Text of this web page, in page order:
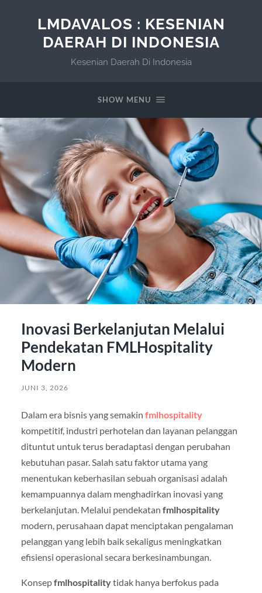
LMDAVALOS : KESENIAN
DAERAH DI INDONESIA
Kesenian Daerah Di Indonesia
SHOW MENU
Inovasi Berkelanjutan Melalui
Pendekatan FMLHospitality
Modern
JUNI 3, 2026
Dalam era bisnis yang semakin fmlhospitality
kompetitif, industri perhotelan dan layanan pelanggan
dituntut untuk terus beradaptasi dengan perubahan
kebutuhan pasar. Salah satu faktor utama yang
menentukan keberhasilan sebuah organisasi adalah
kemampuannya dalam menghadirkan inovasi yang
berkelanjutan. Melalui pendekatan fmlhospitality
modern, perusahaan dapat menciptakan pengalaman
pelanggan yang lebih baik sekaligus meningkatkan
efisiensi operasional secara berkesinambungan.
Konsepfmlhospitalitytidak hanya berfokus pada